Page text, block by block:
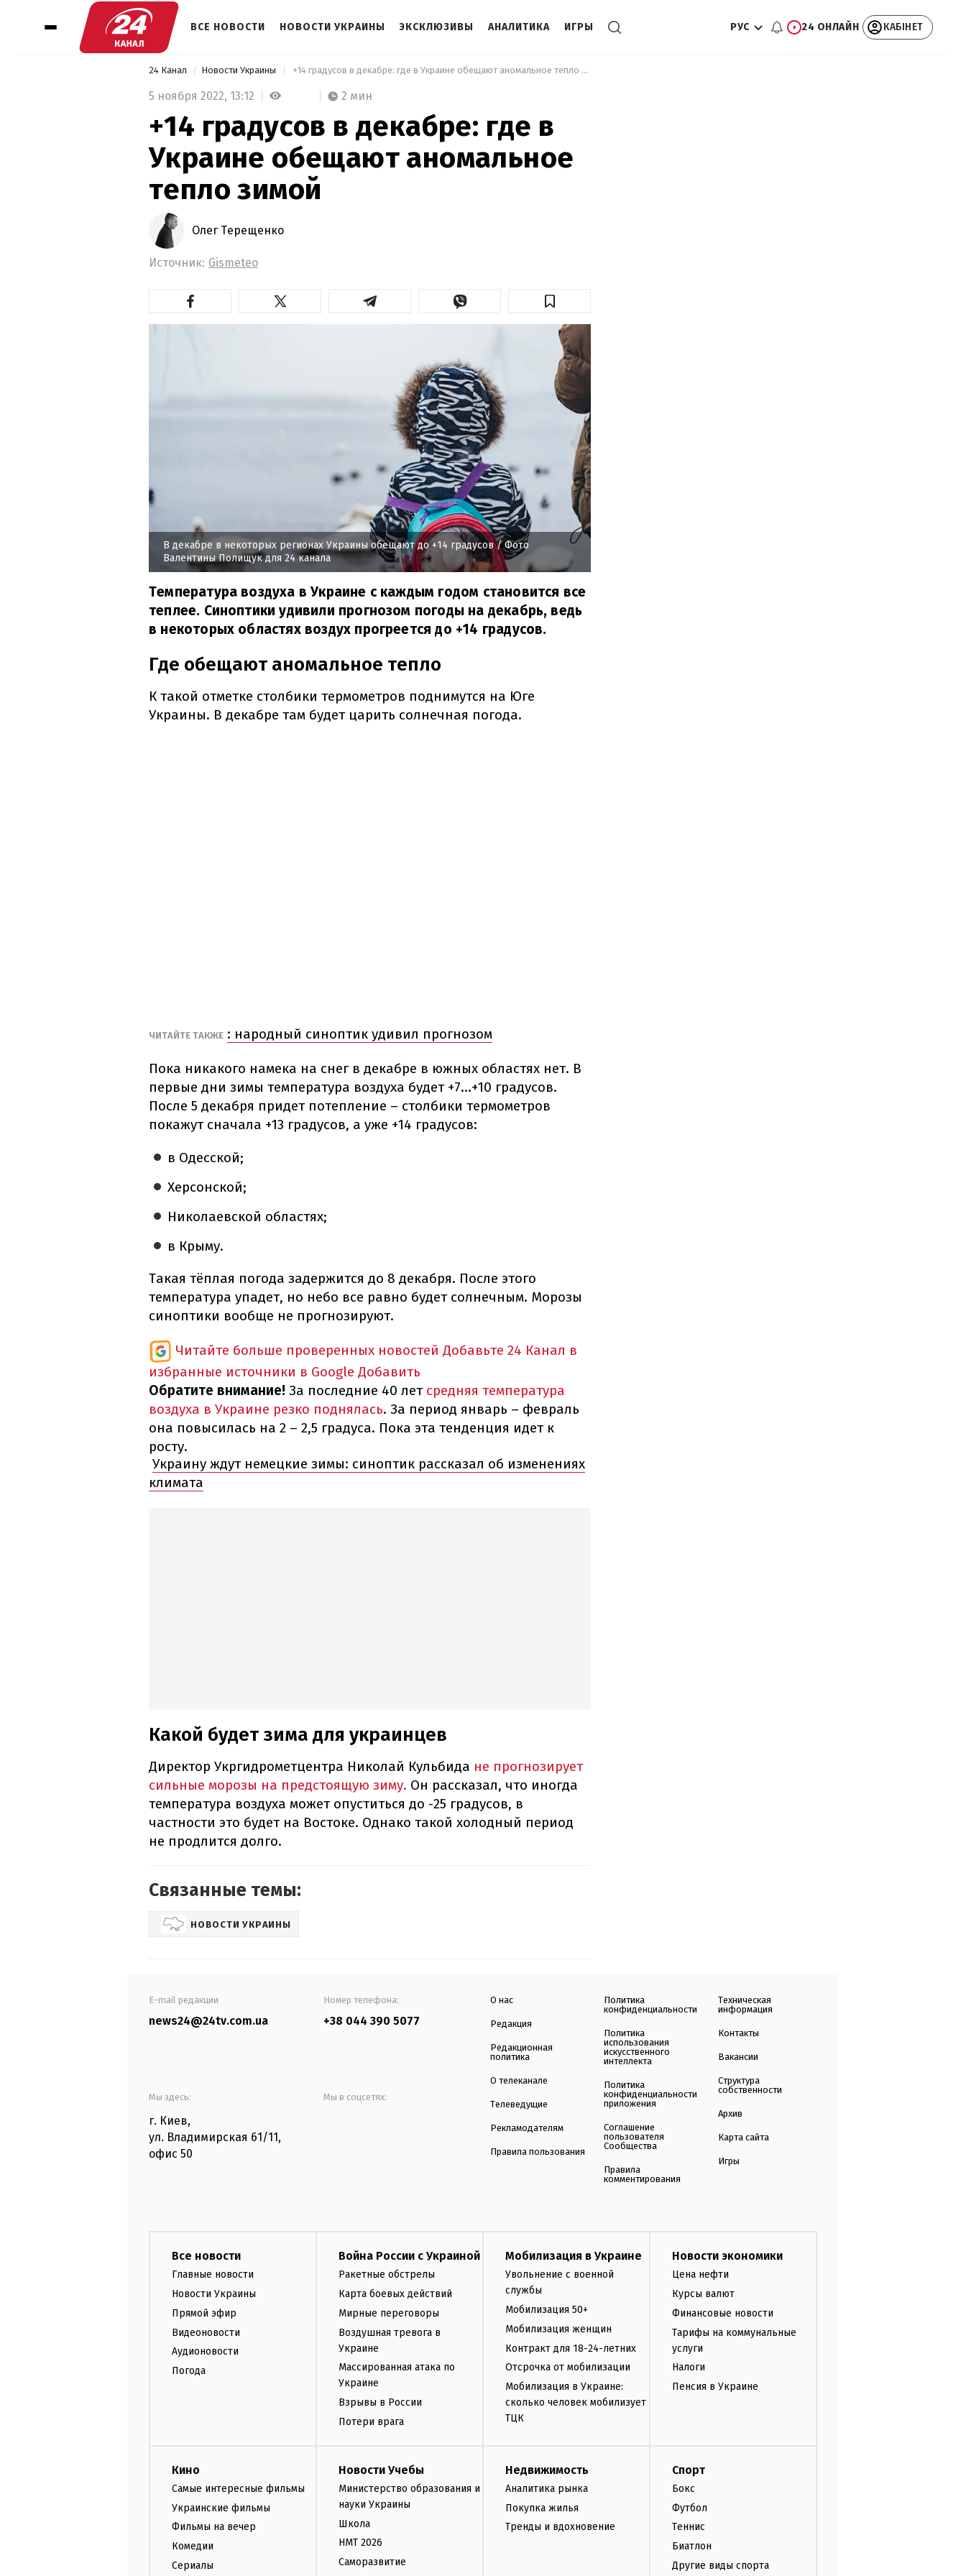
ВСЕ НОВОСТИ НОВОСТИ УКРАИНЫ ЭКСКЛЮЗИВЫ АНАЛИТИКА ИГРЫ РУС 24 ОНЛАЙН КАБІНЕТ
24 Канал Новости Украины +14 градусов в декабре: где в Украине обещают аномальное тепло зимой
5 ноября 2022, 13:12 2 мин
+14 градусов в декабре: где в
Украине обещают аномальное
тепло зимой
Олег Терещенко
Источник: Gismeteo
В декабре в некоторых регионах Украины обещают до +14 градусов/ Фото
Валентины Полищук для 24 канала
Температура воздуха в Украине с каждым годом становится все
теплее. Синоптики удивили прогнозом погоды на декабрь, ведь
в некоторых областях воздух прогреется до +14 градусов.
Где обещают аномальное тепло
К такой отметке столбики термометров поднимутся на Юге
Украины. В декабре там будет царить солнечная погода.
ЧИТАЙТЕ ТАКЖЕ : народный синоптик удивил прогнозом
Пока никакого намека на снег в декабре в южных областях нет. В
первые дни зимы температура воздуха будет +7...+10 градусов.
После 5 декабря придет потепление – столбики термометров
покажут сначала +13 градусов, а уже +14 градусов:
в Одесской;
Херсонской;
Николаевской областях;
в Крыму.
Такая тёплая погода задержится до 8 декабря. После этого
температура упадет, но небо все равно будет солнечным. Морозы
синоптики вообще не прогнозируют.
Читайте больше проверенных новостей Добавьте 24 Канал в
избранные источники в Google Добавить
Обратите внимание! За последние 40 лет средняя температура
воздуха в Украине резко поднялась. За период январь – февраль
она повысилась на 2 – 2,5 градуса. Пока эта тенденция идет к
росту.
Украину ждут немецкие зимы: синоптик рассказал об изменениях
климата
Какой будет зима для украинцев
Директор Укргидрометцентра Николай Кульбида не прогнозирует
сильные морозы на предстоящую зиму. Он рассказал, что иногда
температура воздуха может опуститься до -25 градусов, в
частности это будет на Востоке. Однако такой холодный период
не продлится долго.
Связанные темы:
НОВОСТИ УКРАИНЫ
E-mail редакции
news24@24tv.com.ua
Номер телефона:
+38 044 390 5077
Мы здесь:
г. Киев,
ул. Владимирская 61/11,
офис 50
Мы в соцсетях:
О нас
Редакция
Редакционная
политика
О телеканале
Телеведущие
Рекламодателям
Правила пользования
Политика
конфиденциальности
Политика
использования
искусственного
интеллекта
Политика
конфиденциальности
приложения
Соглашение
пользователя
Сообщества
Правила
комментирования
Техническая
информация
Контакты
Вакансии
Структура
собственности
Архив
Карта сайта
Игры
Все новости
Главные новости
Новости Украины
Прямой эфир
Видеоновости
Аудионовости
Погода
Война России с Украиной
Ракетные обстрелы
Карта боевых действий
Мирные переговоры
Воздушная тревога в
Украине
Массированная атака по
Украине
Взрывы в России
Потери врага
Мобилизация в Украине
Увольнение с военной
службы
Мобилизация 50+
Мобилизация женщин
Контракт для 18-24-летних
Отсрочка от мобилизации
Мобилизация в Украине:
сколько человек мобилизует
ТЦК
Новости экономики
Цена нефти
Курсы валют
Финансовые новости
Тарифы на коммунальные
услуги
Налоги
Пенсия в Украине
Кино
Самые интересные фильмы
Украинские фильмы
Фильмы на вечер
Комедии
Сериалы
Новости Учебы
Министерство образования и
науки Украины
Школа
НМТ 2026
Саморазвитие
Недвижимость
Аналитика рынка
Покупка жилья
Тренды и вдохновение
Спорт
Бокс
Футбол
Теннис
Биатлон
Другие виды спорта